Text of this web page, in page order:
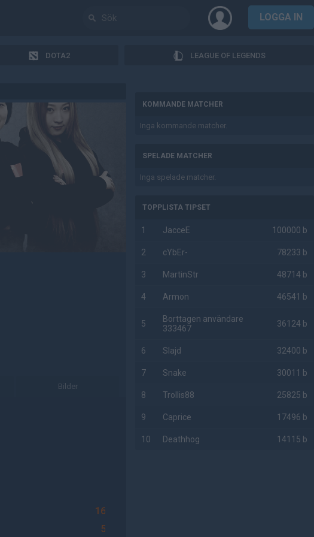
LOGGA IN
DOTA2 LEAGUE OF LEGENDS
Bilder
16
5
KOMMANDE MATCHER
Inga kommande matcher.
SPELADE MATCHER
Inga spelade matcher.
TOPPLISTA TIPSET
1 JacceE 100000 b
2 cYbEr- 78233 b
3 MartinStr 48714 b
4 Armon 46541 b
5
Borttagen användare
333467
36124 b
6 Slajd 32400 b
7 Snake 30011 b
8 Trollis88 25825 b
9 Caprice 17496 b
10 Deathhog 14115 b